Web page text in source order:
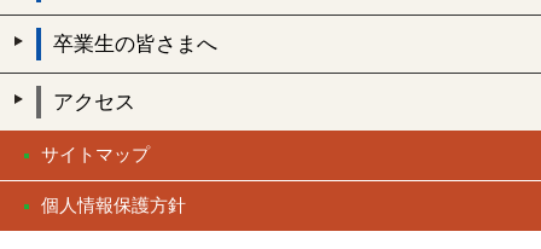
卒業生の皆さまへ
アクセス
サイトマップ
個人情報保護方針